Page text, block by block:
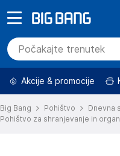
Akcije & promocije
Big Bang Pohištvo
Dnevna
Pohištvo za shranjevanje in